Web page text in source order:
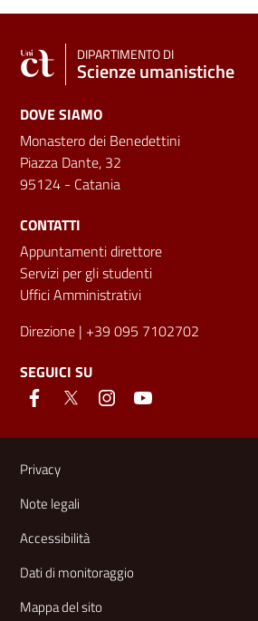
DIPARTIMENTO DI
Scienze umanistiche
DOVE SIAMO
Monastero dei Benedettini
Piazza Dante, 32
95124 - Catania
CONTATTI
Appuntamenti direttore
Servizi per gli studenti
Uffici Amministrativi
Direzione | +39 095 7102702
SEGUICI SU
Link e informazioni utili
Privacy
Note legali
Accessibilità
Dati di monitoraggio
Mappa del sito